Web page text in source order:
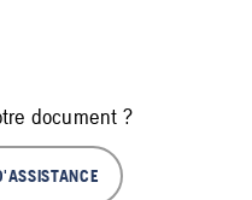
document ?